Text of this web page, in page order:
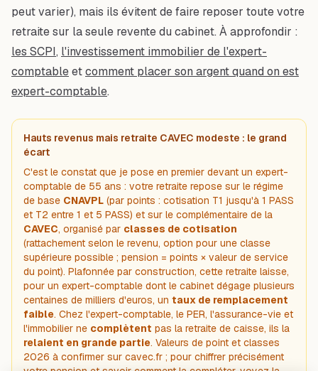
peut varier), mais ils évitent de faire reposer toute votre
retraite sur la seule revente du cabinet. À approfondir :
les SCPI, l'investissement immobilier de l'expert-
comptableetcomment placer son argent quand on est
expert-comptable.
Hauts revenus mais retraite CAVEC modeste : le grand
écart
C'est le constat que je pose en premier devant un expert-
comptable de 55 ans : votre retraite repose sur le régime
de base CNAVPL (par points : cotisation T1 jusqu'à 1 PASS
et T2 entre 1 et 5 PASS) et sur le complémentaire de la
CAVEC, organisé par classes de cotisation
(rattachement selon le revenu, option pour une classe
supérieure possible ; pension = points × valeur de service
du point). Plafonnée par construction, cette retraite laisse,
pour un expert-comptable dont le cabinet dégage plusieurs
centaines de milliers d'euros, un taux de remplacement
faible. Chez l'expert-comptable, le PER, l'assurance-vie et
l'immobilier ne complètent pas la retraite de caisse, ils la
relaient en grande partie. Valeurs de point et classes
2026 à confirmer sur cavec.fr ; pour chiffrer précisément